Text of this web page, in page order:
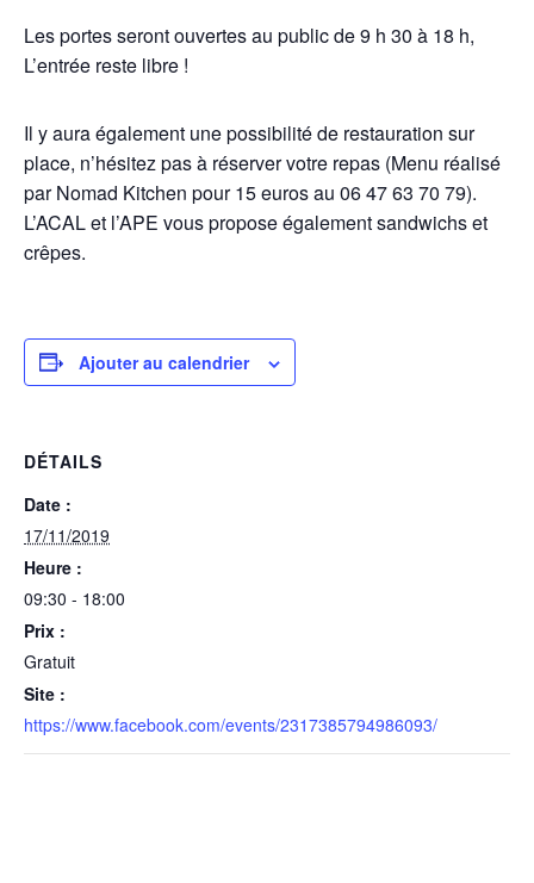
Les portes seront ouvertes au public de 9 h 30 à 18 h,
L’entrée reste libre !
Il y aura également une possibilité de restauration sur
place, n’hésitez pas à réserver votre repas (Menu réalisé
par Nomad Kitchen pour 15 euros au 06 47 63 70 79).
L’ACAL et l’APE vous propose également sandwichs et
crêpes.
Ajouter au calendrier
DÉTAILS
Date :
17/11/2019
Heure :
09:30 - 18:00
Prix :
Gratuit
Site :
https://www.facebook.com/events/2317385794986093/